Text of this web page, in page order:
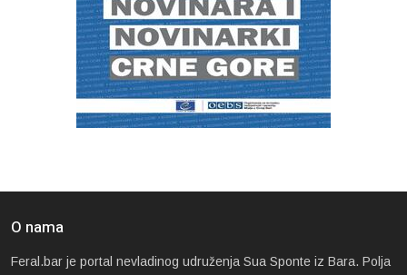
O nama
Feral.bar je portal nevladinog udruženja Sua Sponte iz Bara. Polja